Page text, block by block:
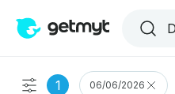
1 06/06/2026